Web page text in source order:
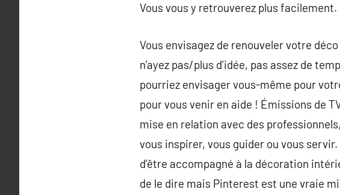
Vous vous y retrouverez plus facilement.
Vous envisagez de renouveler votre
n’ayez pas/plus d’idée, pas assez de
pourriez envisager vous-même pour
pour vous venir en aide ! Émissions de
mise en relation avec des
vous inspirer, vous guider ou vous
d’être accompagné à la décoration
de le dire mais Pinterest est une vraie